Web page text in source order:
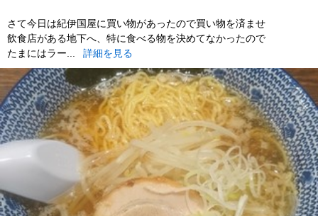
さて今日は紀伊国屋に買い物があったので買い物を済ませ
飲食店がある地下へ、特に食べる物を決めてなかったので
たまにはラー...
詳細を見る